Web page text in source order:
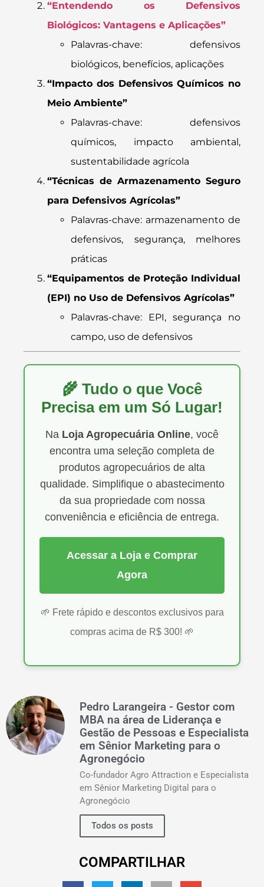
“Entendendo os Defensivos
Biológicos: Vantagens e Aplicações”
Palavras-chave: defensivos
biológicos, benefícios, aplicações
“Impacto dos Defensivos Químicos no
Meio Ambiente”
Palavras-chave: defensivos
químicos, impacto ambiental,
sustentabilidade agrícola
“Técnicas de Armazenamento Seguro
para Defensivos Agrícolas”
Palavras-chave: armazenamento de
defensivos, segurança, melhores
práticas
“Equipamentos de Proteção Individual
(EPI) no Uso de Defensivos Agrícolas”
Palavras-chave: EPI, segurança no
campo, uso de defensivos
🌾 Tudo o que Você
Precisa em um Só Lugar!
Na Loja Agropecuária Online, você
encontra uma seleção completa de
produtos agropecuários de alta
qualidade. Simplifique o abastecimento
da sua propriedade com nossa
conveniência e eficiência de entrega.
Acessar a Loja e Comprar
Agora
🌱 Frete rápido e descontos exclusivos para
compras acima de R$ 300! 🌱
Pedro Larangeira - Gestor com
MBA na área de Liderança e
Gestão de Pessoas e Especialista
em Sênior Marketing para o
Agronegócio
Co-fundador Agro Attraction e Especialista
em Sênior Marketing Digital para o
Agronegócio
Todos os posts
COMPARTILHAR